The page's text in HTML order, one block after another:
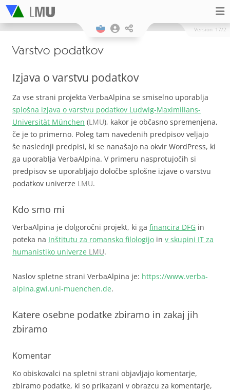
Version 17/2
Varstvo podatkov
Izjava o varstvu podatkov
Za vse strani projekta VerbaAlpina se smiselno uporablja
splošna izjava o varstvu podatkov Ludwig-Maximilians-
Universität München (LMU), kakor je občasno spremenjena,
če je to primerno. Poleg tam navedenih predpisov veljajo
še naslednji predpisi, ki se nanašajo na okvir WordPress, ki
ga uporablja VerbaAlpina. V primeru nasprotujočih si
predpisov se uporabljajo določbe splošne izjave o varstvu
podatkov univerze LMU.
Kdo smo mi
VerbaAlpina je dolgoročni projekt, ki ga financira DFG in
poteka na Inštitutu za romansko filologijo in v skupini IT za
humanistiko univerze LMU.
Naslov spletne strani VerbaAlpina je: https://www.verba-
alpina.gwi.uni-muenchen.de.
Katere osebne podatke zbiramo in zakaj jih
zbiramo
Komentar
Ko obiskovalci na spletni strani objavljajo komentarje,
zbiramo podatke, ki so prikazani v obrazcu za komentarje,